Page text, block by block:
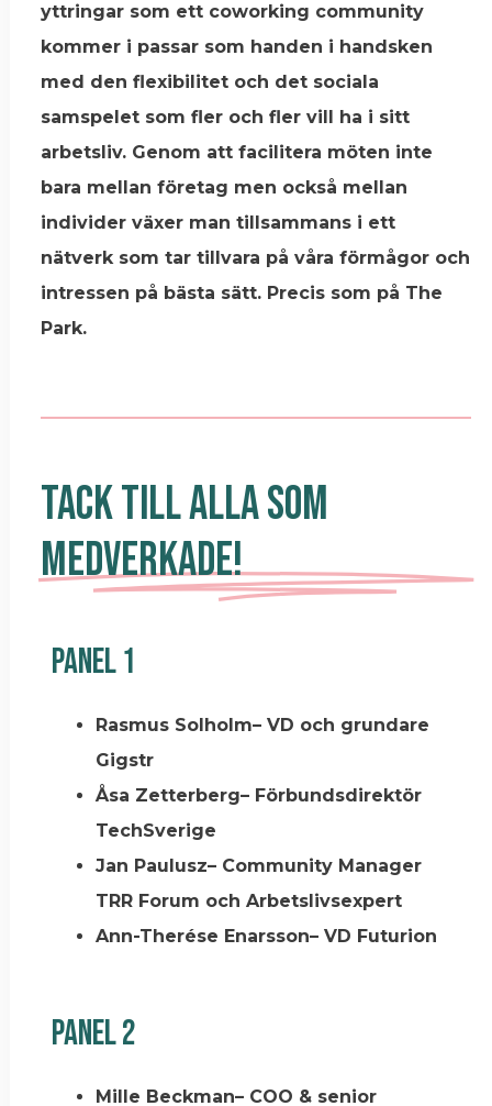
yttringar som ett coworking community
kommer i passar som handen i handsken
med den flexibilitet och det sociala
samspelet som fler och fler vill ha i sitt
arbetsliv. Genom att facilitera möten inte
bara mellan företag men också mellan
individer växer man tillsammans i ett
nätverk som tar tillvara på våra förmågor och
intressen på bästa sätt. Precis som på The
Park.
Tack Till Alla Som
Medverkade!
Panel 1
Rasmus Solholm– VD och grundare
Gigstr
Åsa Zetterberg– Förbundsdirektör
TechSverige
Jan Paulusz– Community Manager
TRR Forum och Arbetslivsexpert
Ann-Therése Enarsson– VD Futurion
Panel 2
Mille Beckman– COO & senior